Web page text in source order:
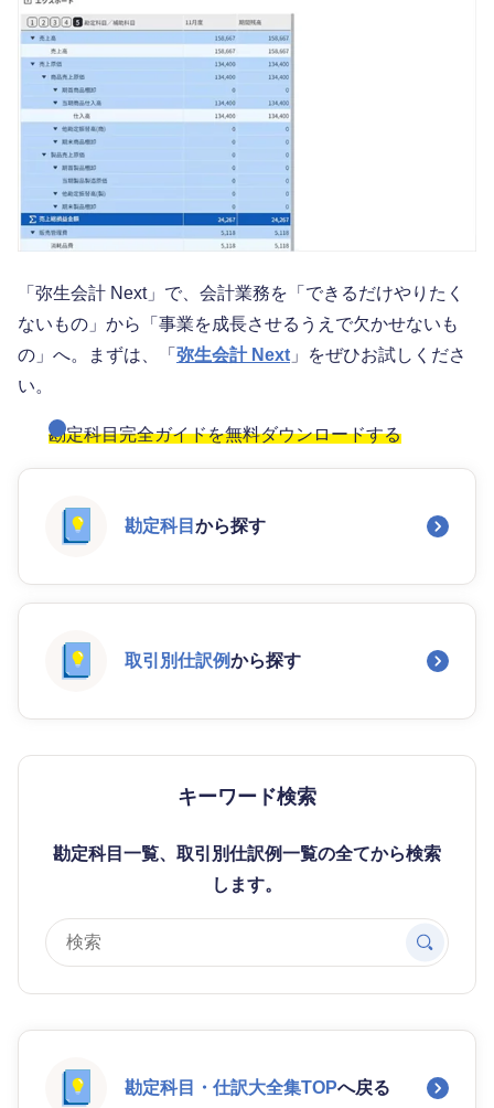
「弥生会計 Next」で、会計業務を「できるだけやりたく
ないもの」から「事業を成長させるうえで欠かせないも
の」へ。まずは、「 弥生会計 Next 」をぜひお試しくださ
い。
勘定科目完全ガイドを無料ダウンロードする
勘定科目 から探す
取引別仕訳例から探す
キーワード検索
勘定科目一覧、取引別仕訳例一覧の全てから検索
します。
勘定科目・仕訳大全集TOPへ戻る